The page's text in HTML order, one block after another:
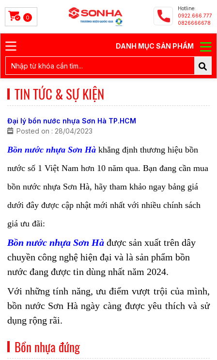
0
Hotline:
0922.666.777
0826666678
DANH MỤC SẢN PHẨM
TIN TỨC & SỰ KIỆN
Đại lý bồn nước nhựa Sơn Hà TP.HCM
Posted on : 28/04/2023
Bồn nước nhựa Sơn Hà khẳng định thương hiệu bồn
nước số 1 Việt Nam hơn 10 năm qua. Bạn đang cần mua
bồn nước nhựa Sơn Hà, hãy tham khảo ngay bảng giá
dưới đây được cập nhật mới nhất với nhiều chính sách
giá ưu đãi:
Bồn nước nhựa Sơn Hà được sản xuất trên dây
chuyền công nghệ hiện đại và là sản phẩm bồn
nước đang được tin dùng nhất năm 2024.
Với những tính năng, ưu điểm vượt trội của mình,
bồn nước Sơn Hà ngày càng được yêu thích và sử
dụng rộng rãi.
Bồn nhựa đứng